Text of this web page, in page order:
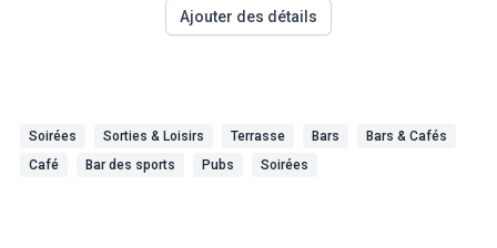
Ajouter des détails
Soirées Sorties & Loisirs Terrasse Bars
Bars & Cafés
Café
Bar des sports Pubs Soirées